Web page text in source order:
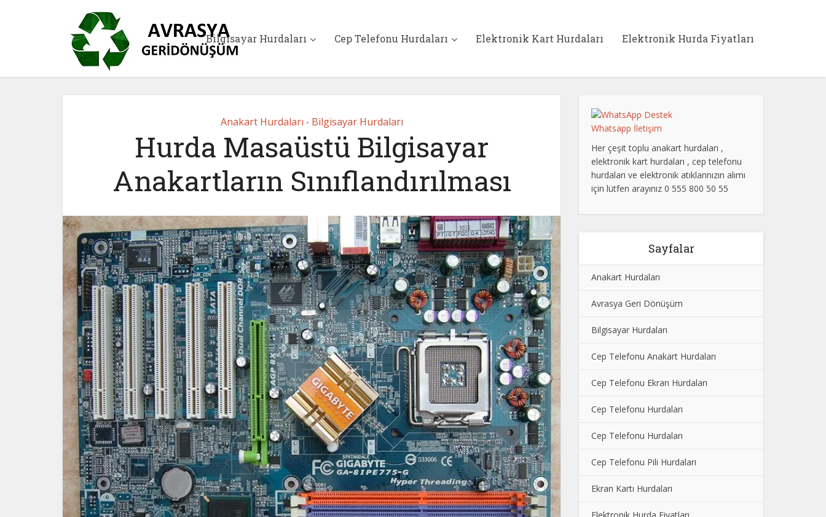
Bilgisayar Hurdaları Cep Telefonu Hurdaları Elektronik Kart Hurdaları Elektronik Hurda Fiyatları
Anakart Hurdaları • Bilgisayar Hurdaları
Hurda Masaüstü Bilgisayar
Anakartların Sınıflandırılması
Whatsapp İletişim
Her çeşit toplu anakart hurdaları ,
elektronik kart hurdaları , cep telefonu
hurdaları ve elektronik atıklarınızın alımı
için lütfen arayınız 0 555 800 50 55
Sayfalar
Anakart Hurdaları
Avrasya Geri Dönüşüm
Bilgisayar Hurdaları
Cep Telefonu Anakart Hurdaları
Cep Telefonu Ekran Hurdaları
Cep Telefonu Hurdaları
Cep Telefonu Hurdaları
Cep Telefonu Pili Hurdaları
Ekran Kartı Hurdaları